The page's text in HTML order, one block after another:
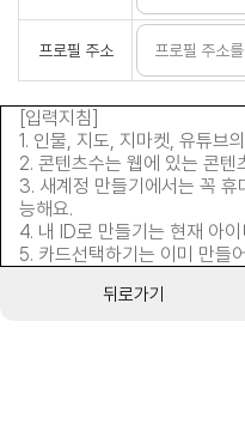
프로필 주소
[입력지침]
1. 인물, 지도, 지마켓, 유튜브
2. 콘텐츠수는 웹에 있는 콘텐
3. 새계정 만들기에서는 꼭
능해요.
4. 내 ID로 만들기는 현재 아
5. 카드선택하기는 이미 만들
뒤로가기